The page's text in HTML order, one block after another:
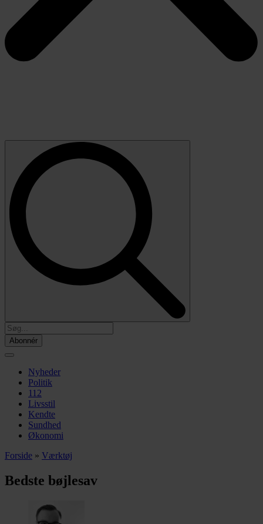
Abonnér
Nyheder
Politik
112
Livsstil
Kendte
Sundhed
Økonomi
Forside » Værktøj
Bedste bøjlesav